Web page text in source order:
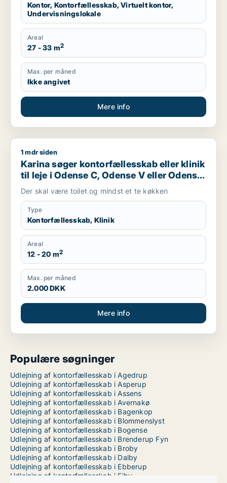
Kontor, Kontorfællesskab, Virtuelt kontor,
Undervisningslokale
Areal
27 - 33 m2
Max. per måned
Ikke angivet
Mere info
Karina søger kontorfællesskab eller klinik til leje i Odense C,
1 mdr siden
Karina søger kontorfællesskab eller klinik
til leje i Odense C, Odense V eller Odense
NV m.fl.
Der skal være toilet og mindst et te køkken
Type
Kontorfællesskab, Klinik
Areal
12 - 20 m2
Max. per måned
2.000 DKK
Mere info
Populære søgninger
Udlejning af kontorfællesskab i Agedrup
Udlejning af kontorfællesskab i Asperup
Udlejning af kontorfællesskab i Assens
Udlejning af kontorfællesskab i Avernakø
Udlejning af kontorfællesskab i Bagenkop
Udlejning af kontorfællesskab i Blommenslyst
Udlejning af kontorfællesskab i Bogense
Udlejning af kontorfællesskab i Brenderup Fyn
Udlejning af kontorfællesskab i Broby
Udlejning af kontorfællesskab i Dalby
Udlejning af kontorfællesskab i Ebberup
Udlejning af kontorfællesskab i Ejby